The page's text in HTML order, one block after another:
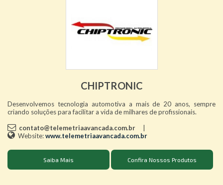
CHIPTRONIC
Desenvolvemos tecnologia automotiva a mais de 20 anos, sempre
criando soluções para facilitar a vida de milhares de profissionais.
contato@telemetriaavancada.com.br |
Website:www.telemetriaavancada.com.br
Saiba Mais Confira Nossos Produtos